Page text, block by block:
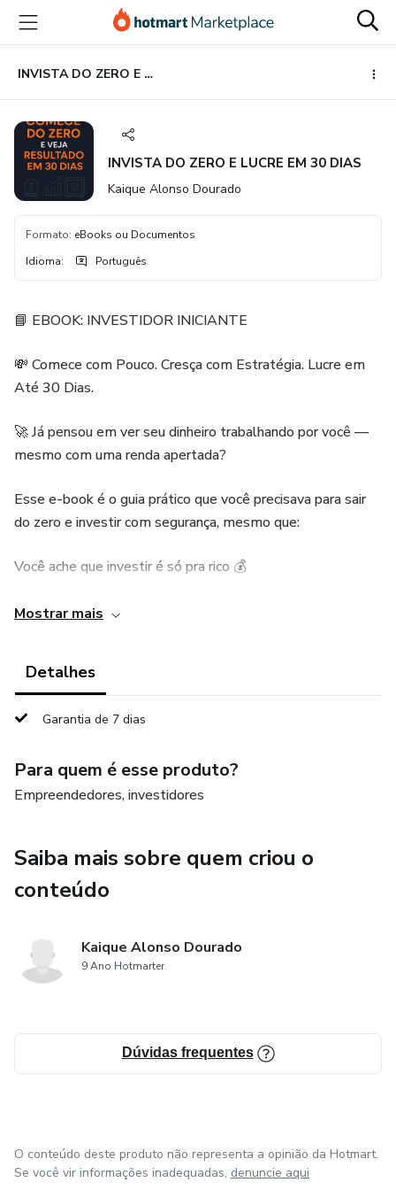
para
conteúdo
principal
para
pagamento
para
rodapé
INVISTA DO ZERO E LUCRE EM 30 DIAS
INVISTA DO ZERO E LUCRE EM 30 DIAS
Kaique Alonso Dourado
Formato: eBooks ou Documentos
Idioma: Português
📘 EBOOK: INVESTIDOR INICIANTE
💸 Comece com Pouco. Cresça com Estratégia. Lucre em
Até 30 Dias.
🚀 Já pensou em ver seu dinheiro trabalhando por você —
mesmo com uma renda apertada?
Esse e-book é o guia prático que você precisava para sair
do zero e investir com segurança, mesmo que:
Você ache que investir é só pra rico 💰
Nunca tenha estudado finanças 📉
💡 O que você vai aprender:
✅ Onde investir com R$30 ou menos
✅ Estudo de casos reais de pessoas comuns
✅ Checklist + glossário + mentoria express
iniciantes que já viram resultado no 1º mês.
🔥 Esse e-book é pra você se:
Sonha com liberdade financeira
Mostrar mais
Detalhes
Garantia de 7 dias
Para quem é esse produto?
Empreendedores, investidores
Saiba mais sobre quem criou o
conteúdo
Kaique Alonso Dourado
9 Ano Hotmarter
Dúvidas frequentes
O conteúdo deste produto não representa a opinião da Hotmart.
Se você vir informações inadequadas, denuncie aqui